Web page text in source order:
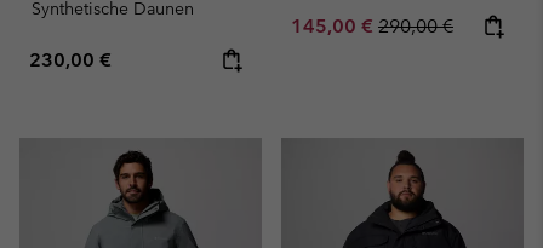
Synthetische Daunen
Regular price:
230,00 €
Sale price:
145,00 € Regular price:
290,00 €